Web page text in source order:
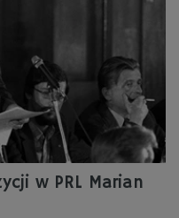
w PRL Marian